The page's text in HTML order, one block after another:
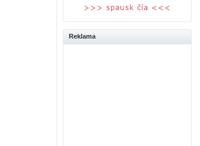
Reklama